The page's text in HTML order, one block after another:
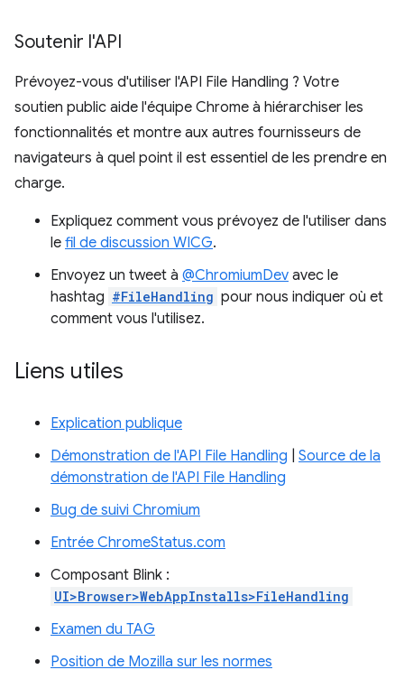
Soutenir l'API
Prévoyez-vous d'utiliser l'API File Handling ? Votre
soutien public aide l'équipe Chrome à hiérarchiser les
fonctionnalités et montre aux autres fournisseurs de
navigateurs à quel point il est essentiel de les prendre en
charge.
Expliquez comment vous prévoyez de l'utiliser dans
le fil de discussion WICG.
Envoyez un tweet à @ChromiumDev avec le
hashtag #FileHandling pour nous indiquer où et
comment vous l'utilisez.
Liens utiles
Explication publique
Démonstration de l'API File Handling
Source de la
démonstration de l'API File Handling
Bug de suivi Chromium
Entrée ChromeStatus.com
Composant Blink :
UI>Browser>WebAppInstalls>FileHandling
Examen du TAG
Position de Mozilla sur les normes